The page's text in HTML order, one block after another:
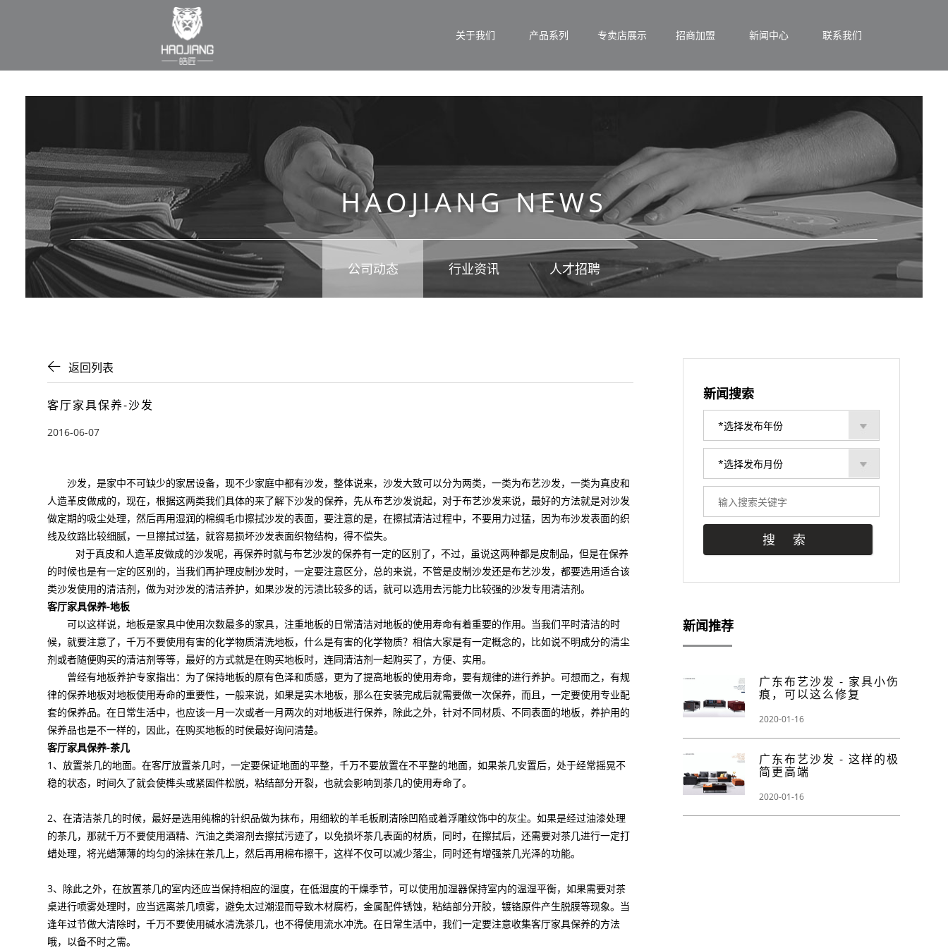
关于我们 产品系列 专卖店展示 招商加盟 新闻中心 联系我们
HAOJIANG NEWS
公司动态 行业资讯 人才招聘
返回列表
客厅家具保养-沙发
2016-06-07
沙发，是家中不可缺少的家居设备，现不少家庭中都有沙发，整体说来，沙发大致可以分为两类，一类为布艺沙发，一类为真皮和
人造革皮做成的，现在，根据这两类我们具体的来了解下沙发的保养，先从布艺沙发说起，对于布艺沙发来说，最好的方法就是对沙发
做定期的吸尘处理，然后再用湿润的棉绸毛巾擦拭沙发的表面，要注意的是，在擦拭清洁过程中，不要用力过猛，因为布沙发表面的织
线及纹路比较细腻，一旦擦拭过猛，就容易损坏沙发表面织物结构，得不偿失。
对于真皮和人造革皮做成的沙发呢，再保养时就与布艺沙发的保养有一定的区别了，不过，虽说这两种都是皮制品，但是在保养
的时候也是有一定的区别的，当我们再护理皮制沙发时，一定要注意区分，总的来说，不管是皮制沙发还是布艺沙发，都要选用适合该
类沙发使用的清洁剂，做为对沙发的清洁养护，如果沙发的污渍比较多的话，就可以选用去污能力比较强的沙发专用清洁剂。
客厅家具保养-地板
可以这样说，地板是家具中使用次数最多的家具，注重地板的日常清洁对地板的使用寿命有着重要的作用。当我们平时清洁的时
候，就要注意了，千万不要使用有害的化学物质清洗地板，什么是有害的化学物质？相信大家是有一定概念的，比如说不明成分的清尘
剂或者随便购买的清洁剂等等，最好的方式就是在购买地板时，连同清洁剂一起购买了，方便、实用。
曾经有地板养护专家指出：为了保持地板的原有色泽和质感，更为了提高地板的使用寿命，要有规律的进行养护。可想而之，有规
律的保养地板对地板使用寿命的重要性，一般来说，如果是实木地板，那么在安装完成后就需要做一次保养，而且，一定要使用专业配
套的保养品。在日常生活中，也应该一月一次或者一月两次的对地板进行保养，除此之外，针对不同材质、不同表面的地板，养护用的
保养品也是不一样的，因此，在购买地板的时侯最好询问清楚。
客厅家具保养-茶几
1、放置茶几的地面。在客厅放置茶几时，一定要保证地面的平整，千万不要放置在不平整的地面，如果茶几安置后，处于经常摇晃不
稳的状态，时间久了就会使榫头或紧固件松脱，粘结部分开裂，也就会影响到茶几的使用寿命了。
2、在清洁茶几的时候，最好是选用纯棉的针织品做为抹布，用细软的羊毛板刷清除凹陷或着浮雕纹饰中的灰尘。如果是经过油漆处理
的茶几，那就千万不要使用酒精、汽油之类溶剂去擦拭污迹了，以免损坏茶几表面的材质，同时，在擦拭后，还需要对茶几进行一定打
蜡处理，将光蜡薄薄的均匀的涂抹在茶几上，然后再用棉布擦干，这样不仅可以减少落尘，同时还有增强茶几光泽的功能。
3、 除此之外，在放置茶几的室内还应当保持相应的湿度，在低湿度的干燥季节，可以使用加湿器保持室内的温湿平衡，如果需要对茶
桌进行喷雾处理时，应当远离茶几喷雾，避免太过潮湿而导致木材腐朽，金属配件锈蚀，粘结部分开胶，镀铬原件产生脱膜等现象。当
逢年过节做大清除时，千万不要使用碱水清洗茶几，也不得使用流水冲洗。在日常生活中，我们一定要注意收集客厅家具保养的方法
哦，以备不时之需。
新闻搜索
新闻推荐
广东布艺沙发 - 家具小伤
痕，可以这么修复
2020-01-16
广东布艺沙发 - 这样的极
简更高端
2020-01-16